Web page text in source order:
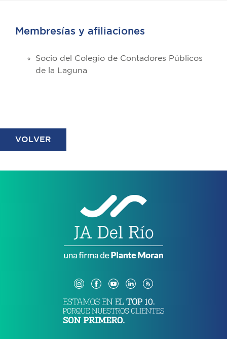
Membresías y afiliaciones
Socio del Colegio de Contadores Públicos
de la Laguna
VOLVER